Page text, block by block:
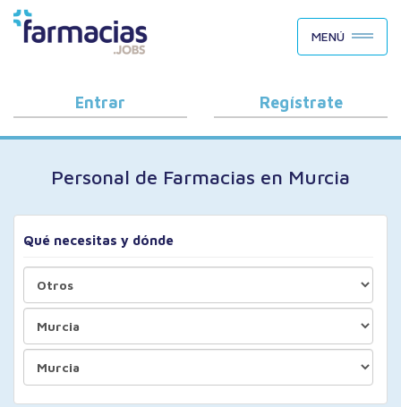
BUSCAR CANDIDATOS
OFERTAS DE EMPLEO
COMO FUNCIONA
PORQUÉ FARMACIAS.JOBS
BLOG
MENÚ
Entrar Regístrate
Personal de Farmacias en Murcia
Qué necesitas y dónde